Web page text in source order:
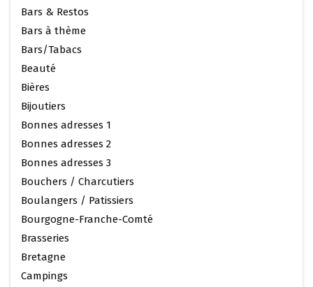
Bars & Restos
Bars à thème
Bars/Tabacs
Beauté
Bières
Bijoutiers
Bonnes adresses 1
Bonnes adresses 2
Bonnes adresses 3
Bouchers / Charcutiers
Boulangers / Patissiers
Bourgogne-Franche-Comté
Brasseries
Bretagne
Campings